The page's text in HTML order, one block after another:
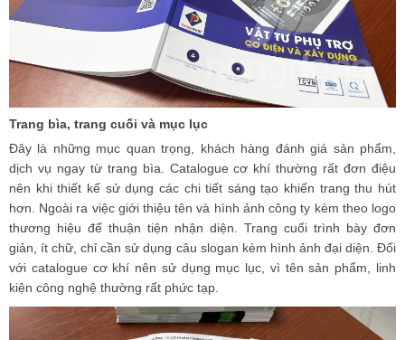
Trang bìa, trang cuối và mục lục
Đây là những mục quan trọng, khách hàng đánh giá sản phẩm,
dịch vụ ngay từ trang bìa. Catalogue cơ khí thường rất đơn điệu
nên khi thiết kế sử dụng các chi tiết sáng tạo khiến trang thu hút
hơn. Ngoài ra việc giới thiệu tên và hình ảnh công ty kèm theo logo
thương hiệu để thuận tiện nhận diện. Trang cuối trình bày đơn
giản, ít chữ, chỉ cần sử dụng câu slogan kèm hình ảnh đại diện. Đối
với catalogue cơ khí nên sử dụng mục lục, vì tên sản phẩm, linh
kiện công nghệ thường rất phức tạp.